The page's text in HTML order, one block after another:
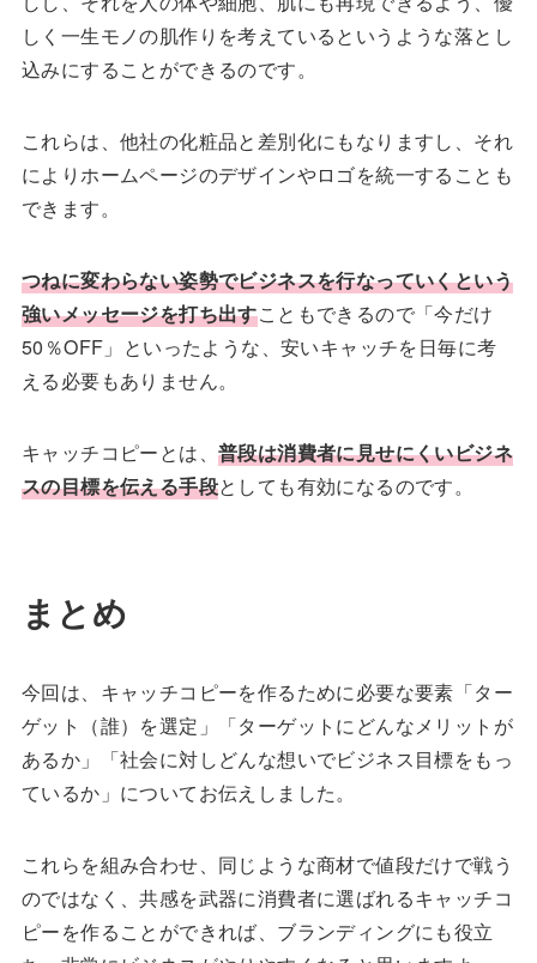
しく一生モノの肌作りを考えているというような落とし
込みにすることができるのです。
これらは、他社の化粧品と差別化にもなりますし、それ
によりホームページのデザインやロゴを統一することも
できます。
つねに変わらない姿勢でビジネスを行なっていくという
強いメッセージを打ち出すこともできるので「今だけ
50％OFF」といったような、安いキャッチを日毎に考
える必要もありません。
キャッチコピーとは、 普段は消費者に見せにくいビジネ
スの目標を伝える手段としても有効になるのです。
まとめ
今回は、キャッチコピーを作るために必要な要素「ター
ゲット（誰）を選定」「ターゲットにどんなメリットが
あるか」「社会に対しどんな想いでビジネス目標をもっ
ているか」についてお伝えしました。
これらを組み合わせ、同じような商材で値段だけで戦う
のではなく、共感を武器に消費者に選ばれるキャッチコ
ピーを作ることができれば、ブランディングにも役立